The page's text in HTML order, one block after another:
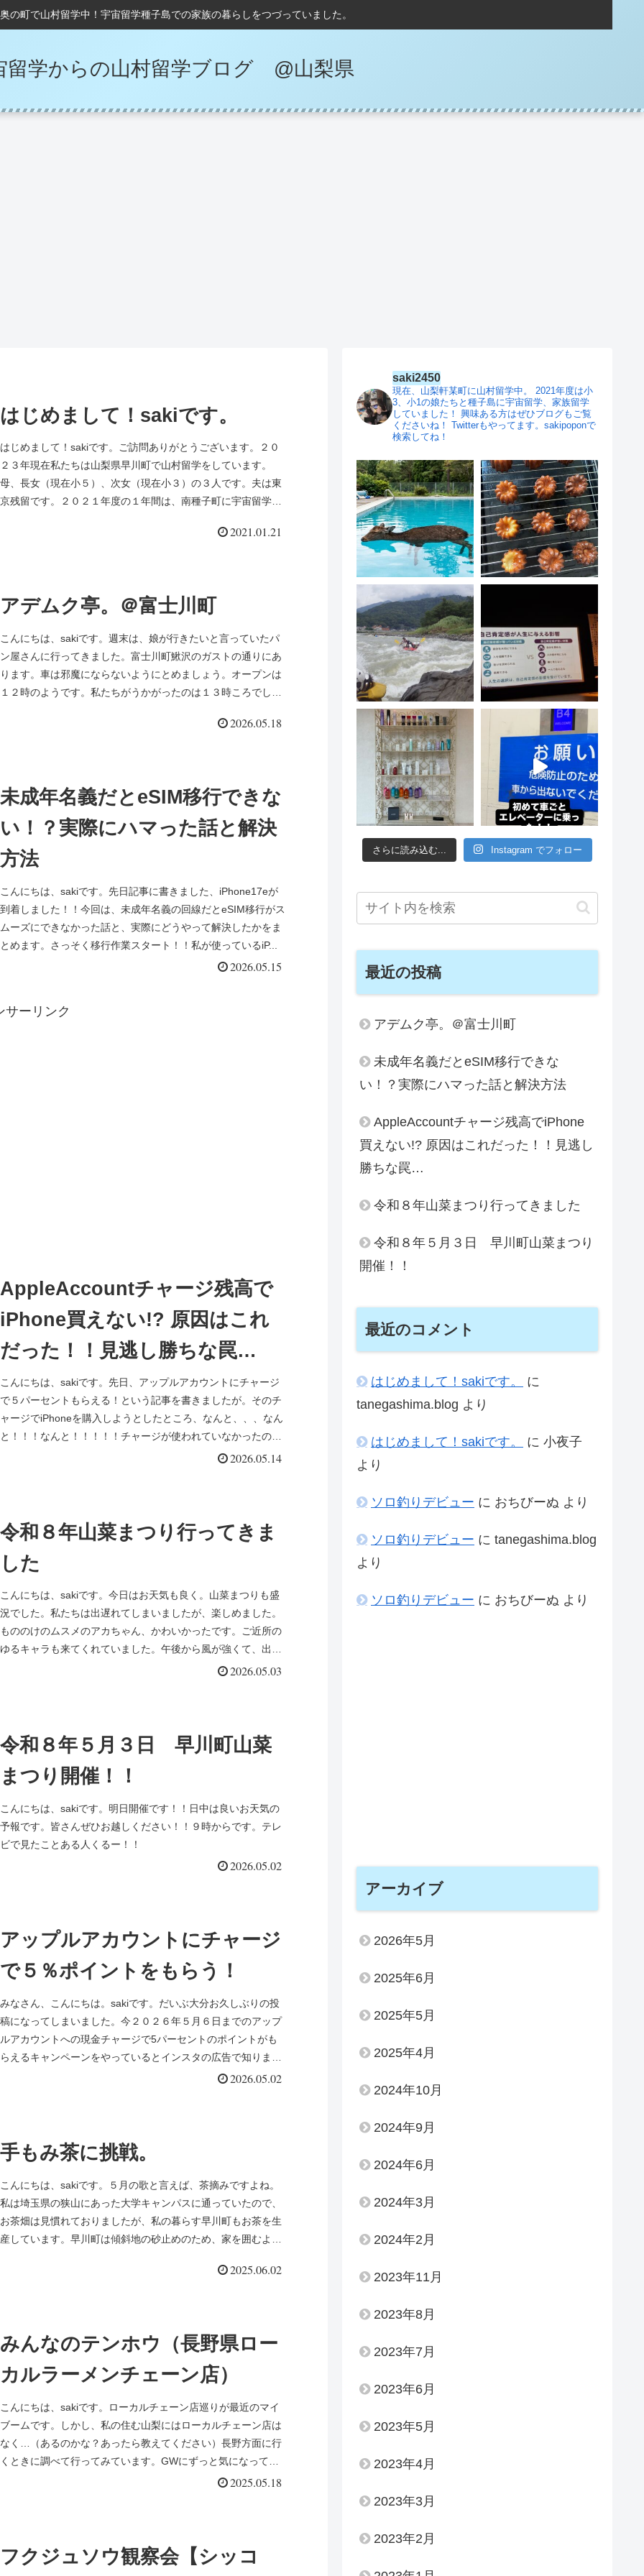
の町で山村留学中！宇宙留学種子島での家族の暮らしをつづっていました。
留学からの山村留学ブログ @山梨県
はじめまして！sakiです。
はじめまして！sakiです。ご訪問ありがとうございます。２０
２３年現在私たちは山梨県早川町で山村留学をしています。
母、長女（現在小５）、次女（現在小３）の３人です。夫は東
京残留です。２０２１年度の１年間は、南種子町に宇宙留学し
2021.01.21
アデムク亭。＠富士川町
こんにちは、sakiです。週末は、娘が行きたいと言っていたパ
ン屋さんに行ってきました。富士川町鰍沢のガストの通りにあ
ります。車は邪魔にならないようにとめましょう。オープンは
１２時のようです。私たちがうかがったのは１３時ころでし
2026.05.18
未成年名義だとeSIM移行できな
い！？実際にハマった話と解決
方法
こんにちは、sakiです。先日記事に書きました、iPhone17eが
到着しました！！今回は、未成年名義の回線だとeSIM移行がス
ムーズにできなかった話と、実際にどうやって解決したかをま
とめます。さっそく移行作業スタート！！私が使っているiP...
2026.05.15
サーリンク
AppleAccountチャージ残高で
iPhone買えない!? 原因はこれ
だった！！見逃し勝ちな罠…
こんにちは、sakiです。先日、アップルアカウントにチャージ
で５パーセントもらえる！という記事を書きましたが。そのチ
ャージでiPhoneを購入しようとしたところ、なんと、、、なん
と！！！なんと！！！！！チャージが使われていなかったので
2026.05.14
令和８年山菜まつり行ってきま
した
こんにちは、sakiです。今日はお天気も良く。山菜まつりも盛
況でした。私たちは出遅れてしまいましたが、楽しめました。
もののけのムスメのアカちゃん、かわいかったです。ご近所の
ゆるキャラも来てくれていました。午後から風が強くて、出店
2026.05.03
令和８年５月３日 早川町山菜
まつり開催！！
こんにちは、sakiです。明日開催です！！日中は良いお天気の
予報です。皆さんぜひお越しください！！９時からです。テレ
ビで見たことある人くるー！！
2026.05.02
アップルアカウントにチャージ
で５％ポイントをもらう！
みなさん、こんにちは。sakiです。だいぶ大分お久しぶりの投
稿になってしまいました。今２０２６年５月６日までのアップ
ルアカウントへの現金チャージで5パーセントのポイントがも
らえるキャンペーンをやっているとインスタの広告で知りまし
2026.05.02
手もみ茶に挑戦。
こんにちは、sakiです。５月の歌と言えば、茶摘みですよね。
私は埼玉県の狭山にあった大学キャンパスに通っていたので、
お茶畑は見慣れておりましたが、私の暮らす早川町もお茶を生
産しています。早川町は傾斜地の砂止めのため、家を囲むよう
2025.06.02
みんなのテンホウ（長野県ロー
カルラーメンチェーン店）
こんにちは、sakiです。ローカルチェーン店巡りが最近のマイ
ブームです。しかし、私の住む山梨にはローカルチェーン店は
なく…（あるのかな？あったら教えてください）長野方面に行
くときに調べて行ってみています。GWにずっと気になってい
2025.05.18
フクジュソウ観察会【シッコ
saki2450
現在、山梨軒某町に山村留学中。
2021年度は小
3、小1の娘たちと種子島に宇宙留学、家族留学
していました！ 興味ある方はぜひブログもご覧
くださいね！ Twitterもやってます。sakipoponで
検索してね！
さらに読み込む... Instagram でフォロー
最近の投稿
アデムク亭。＠富士川町
未成年名義だとeSIM移行できな
い！？実際にハマった話と解決方法
AppleAccountチャージ残高でiPhone
買えない!? 原因はこれだった！！見逃し
勝ちな罠…
令和８年山菜まつり行ってきました
令和８年５月３日 早川町山菜まつり
開催！！
最近のコメント
はじめまして！sakiです。
に
tanegashima.blog より
はじめまして！sakiです。 に 小夜子
より
ソロ釣りデビュー に おちびーぬ より
ソロ釣りデビュー に tanegashima.blog
より
ソロ釣りデビュー に おちびーぬ より
アーカイブ
2026年5月
2025年6月
2025年5月
2025年4月
2024年10月
2024年9月
2024年6月
2024年3月
2024年2月
2023年11月
2023年8月
2023年7月
2023年6月
2023年5月
2023年4月
2023年3月
2023年2月